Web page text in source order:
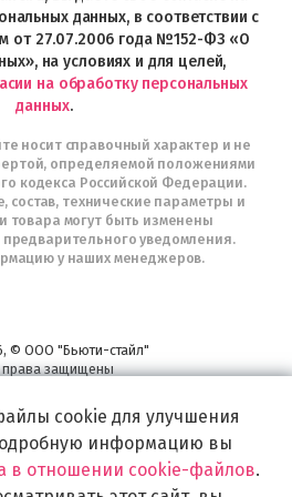
Telegram
данных, в соответствии с
от 27.07.2006 года №152-ФЗ «О
на условиях и для целей,
на обработку персональных
данных.
носит справочный характер и не
определяемой положениями
кодекса Российской Федерации.
состав, технические параметры и
товара могут быть изменены
уведомления.
у наших менеджеров.
© ООО "Бьюти-стайл"
права защищены
аксессуаров и принадлежностей для
воплощения
идей по созданию Вашего образа и стиля.
cookie для улучшения
информацию вы
в отношении cookie-файлов.